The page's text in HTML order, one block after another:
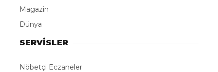
Magazin
Dünya
SERVİSLER
Nöbetçi Eczaneler